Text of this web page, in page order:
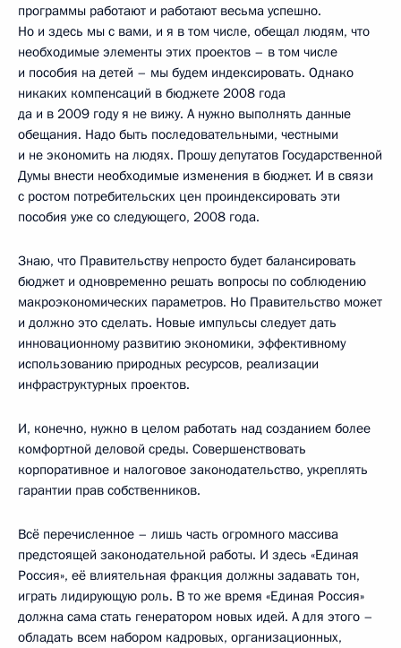
программы работают и работают весьма успешно.
Но и здесь мы с вами, и я в том числе, обещал людям, что
необходимые элементы этих проектов – в том числе
и пособия на детей – мы будем индексировать. Однако
никаких компенсаций в бюджете 2008 года
да и в 2009 году я не вижу. А нужно выполнять данные
обещания. Надо быть последовательными, честными
и не экономить на людях. Прошу депутатов Государственной
Думы внести необходимые изменения в бюджет. И в связи
с ростом потребительских цен проиндексировать эти
пособия уже со следующего, 2008 года.
Знаю, что Правительству непросто будет балансировать
бюджет и одновременно решать вопросы по соблюдению
макроэкономических параметров. Но Правительство может
и должно это сделать. Новые импульсы следует дать
инновационному развитию экономики, эффективному
использованию природных ресурсов, реализации
инфраструктурных проектов.
И, конечно, нужно в целом работать над созданием более
комфортной деловой среды. Совершенствовать
корпоративное и налоговое законодательство, укреплять
гарантии прав собственников.
Всё перечисленное – лишь часть огромного массива
предстоящей законодательной работы. И здесь «Единая
Россия», её влиятельная фракция должны задавать тон,
играть лидирующую роль. В то же время «Единая Россия»
должна сама стать генератором новых идей. А для этого –
обладать всем набором кадровых, организационных,